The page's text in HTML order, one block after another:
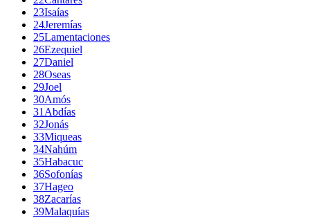
23Isaías
24Jeremías
25Lamentaciones
26Ezequiel
27Daniel
28Oseas
29Joel
30Amós
31 Abdías
32Jonás
33Miqueas
34Nahúm
35Habacuc
36Sofonías
37Hageo
38Zacarías
39Malaquías